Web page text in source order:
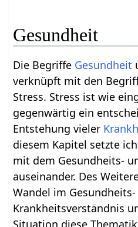
Gesundheit
Die Begriffe Gesundheit
verknüpft mit den
Stress. Stress ist wie
gegenwärtig ein
Entstehung vieler
diesem Kapitel setzte
mit dem Gesundheits-
auseinander. Des
Wandel im
Krankheitsverständnis
Situation diese